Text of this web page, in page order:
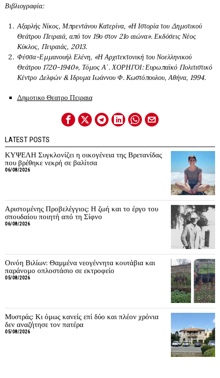
Βιβλιογραφία:
Αξαρλής Νίκος, Μπρεντάνου Κατερίνα, «Η Ιστορία του Δημοτικού
Θεάτρου Πειραιά, από τον 19ο στον 21ο αιώνα». Εκδόσεις Νέος
Κύκλος, Πειραιάς, 2013.
Φέσσα-Εμμανουήλ Ελένη, «Η Αρχιτεκτονική του Νοελληνικού
Θεάτρου 1720-1940», Τόμος Α΄. ΧΟΡΗΓΟΙ: Ευρωπαϊκό Πολιτιστικό
Κέντρο Δελφών & Ιδρυμα Ιωάννου Φ. Κωστόπουλου, Αθήνα, 1994.
Δημοτικο Θεατρο Πειραια
LATEST POSTS
ΚΥΨΕΛΗ Συγκλονίζει η οικογένεια της Βρετανίδας
που βρέθηκε νεκρή σε βαλίτσα
06/08/2026
Αριστομένης Προβελέγγιος: Η ζωή και το έργο του
σπουδαίου ποιητή από τη Σίφνο
06/08/2026
Οινόη Βιλίων: Θαμμένα νεογέννητα κουτάβια και
παράνομο οπλοστάσιο σε εκτροφείο
05/08/2026
Μυστράς: Κι όμως κανείς επί δύο και πλέον χρόνια
δεν αναζήτησε τον πατέρα
05/08/2026